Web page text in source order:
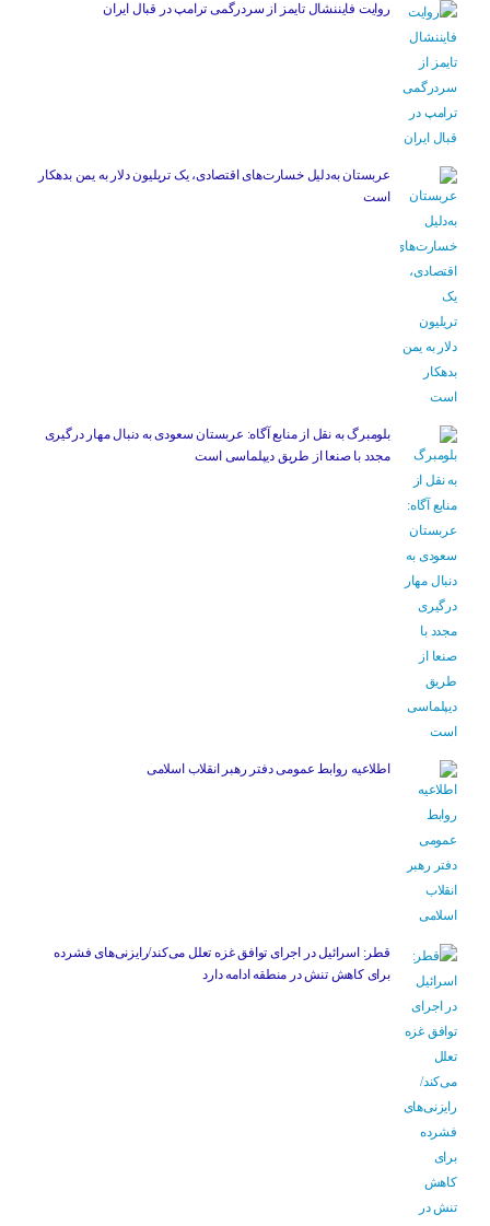
روایت فایننشال تایمز از سردرگمی ترامپ در قبال ایران
عربستان به‌دلیل خسارت‌های اقتصادی، یک تریلیون دلار به یمن بدهکار
است
بلومبرگ به نقل از منابع آگاه: عربستان سعودی به دنبال مهار درگیری
مجدد با صنعا از طریق دیپلماسی است
اطلاعیه روابط عمومی دفتر رهبر انقلاب اسلامی
قطر: اسرائیل در اجرای توافق غزه تعلل می‌کند/رایزنی‌های فشرده
برای کاهش تنش در منطقه ادامه دارد